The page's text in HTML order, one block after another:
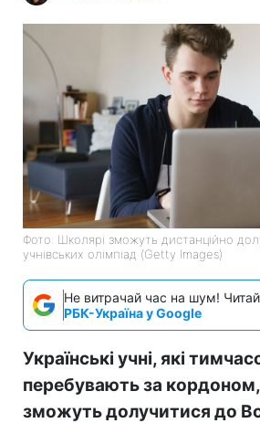
Фото: Школярі зможуть дистанційно
учнівських олімпіад (Getty Images)
Не витрачай час на шум! Читай
РБК-Україна у Google
Українські учні, які
перебувають за
зможуть долучитися до